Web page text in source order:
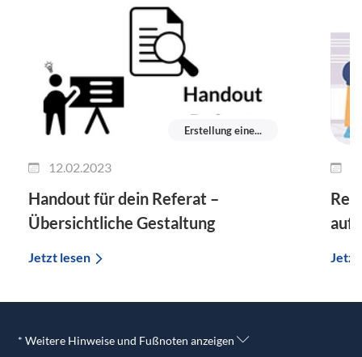
Erstellung eine...
12.02.2023
Handout für dein Referat –
Übersichtliche Gestaltung
Jetzt lesen
auf
* Weitere Hinweise und Fußnoten anzeigen